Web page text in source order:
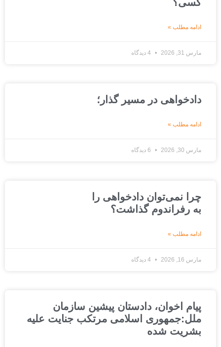
کسی؟
ادامه مطلب »
مارس 31, 2026 4 دیدگاه
دادخواهی در مسیر گذار؛
ادامه مطلب »
مارس 30, 2026 6 دیدگاه
چرا نمی‌توان دادخواهی را
به رفراندوم گذاشت؟
ادامه مطلب »
مارس 16, 2026 4 دیدگاه
پیام اخوان، دادستان پیشین سازمان
ملل:جمهوری اسلامی مرتکب جنایت علیه
بشریت شده